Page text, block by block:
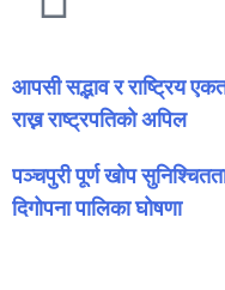
आपसी सद्भाव र राष्ट्रिय
राख्न राष्ट्रपतिको अपिल
पञ्चपुरी पूर्ण खोप
दिगोपना पालिका घोषणा